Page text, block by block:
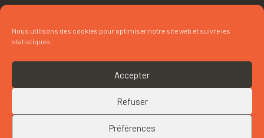
Nous utilisons des cookies pour optimiser notre site web et suivre les
statistiques.
Accepter
Refuser
Préférences
CONTACTEZ « M. COURIC »
DÉCLARATION D’ACCESSIBILITÉ
CRÉDITS
COOKIES
RETOUR EN HAUT